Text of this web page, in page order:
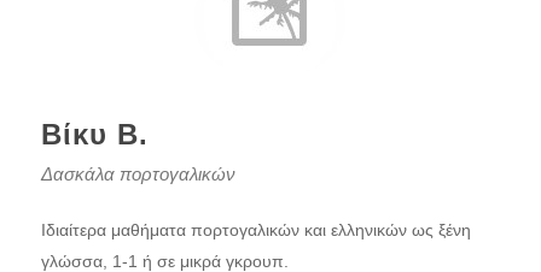
Βίκυ Β.
Δασκάλα πορτογαλικών
Ιδιαίτερα μαθήματα πορτογαλικών και ελληνικών ως ξένη
γλώσσα, 1-1 ή σε μικρά γκρουπ.